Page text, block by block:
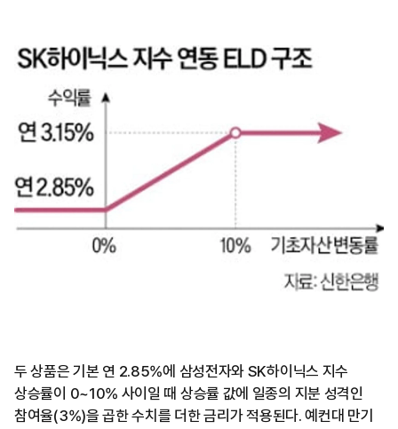
두 상품은 기본 연 2.85%에 삼성전자와 SK하이닉스 지수
상승률이 0~10% 사이일 때 상승률 값에 일종의 지분 성격인
참여율(3%)을 곱한 수치를 더한 금리가 적용된다. 예컨대 만기